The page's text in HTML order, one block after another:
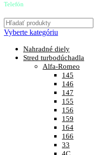
Telefón
Vyberte kategóriu
Nahradné diely
Stred turbodúchadla
Alfa-Romeo
145
146
147
155
156
159
164
166
33